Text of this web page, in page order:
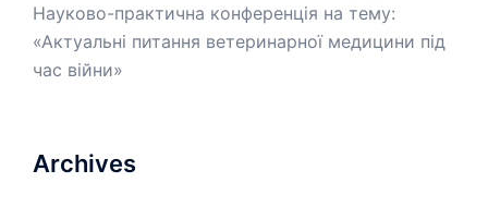
Науково-практична конференція на тему:
«Актуальні питання ветеринарної медицини під
час війни»
Archives